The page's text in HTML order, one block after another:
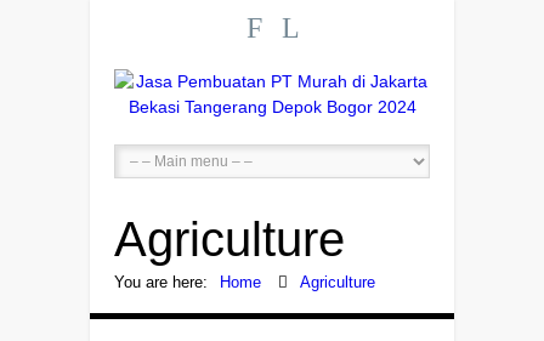
F L
Agriculture
You are here: Home Agriculture